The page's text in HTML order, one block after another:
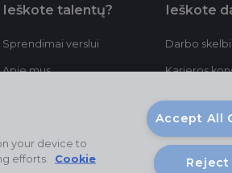
Ieškote talentų?
Sprendimai verslui
Apie mus
Kontaktai
Ieškote
Darbo
Karjeros
your device to
efforts.
Cookie
Accept All
Reject